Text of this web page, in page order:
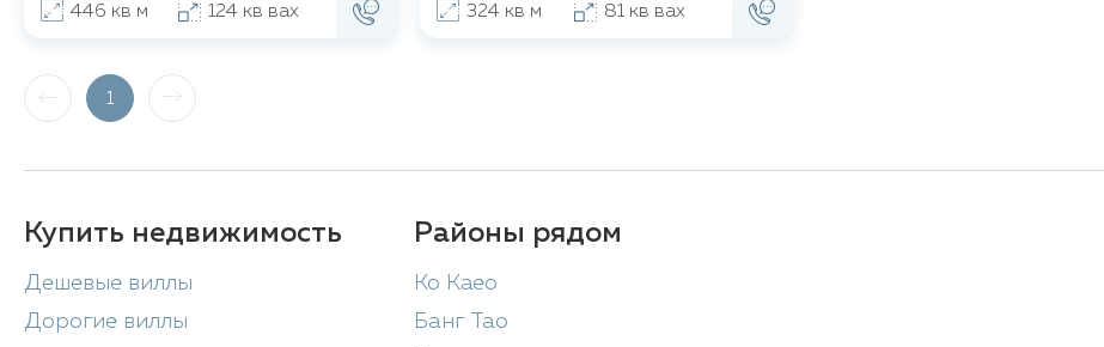
446 кв м
124 кв вах
324 кв м
81 кв вах
1
Купить недвижимость
Дешевые виллы
Дорогие виллы
Районы рядом
Ko Kaeo
Банг Тао